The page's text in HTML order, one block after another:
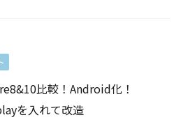
比較！Android化！
を入れて改造